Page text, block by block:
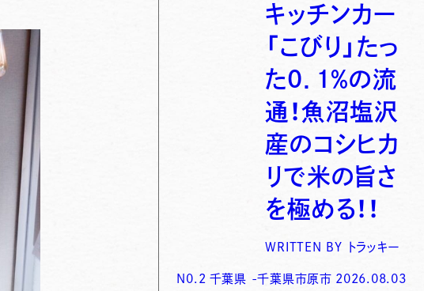
キッチンカー
「こびり」たっ
た0．1％の流
通！魚沼塩沢
産のコシヒカ
リで米の旨さ
を極める！！
WRITTEN BY トラッキー
N0. 2 千葉県 -千葉県市原市 2026.08.03